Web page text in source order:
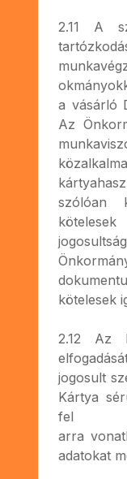
2.11 A
a vásárló
Az
szólóan
kötelesek
2.12 Az
jogosult
Kártya
fel
arra
adatokat